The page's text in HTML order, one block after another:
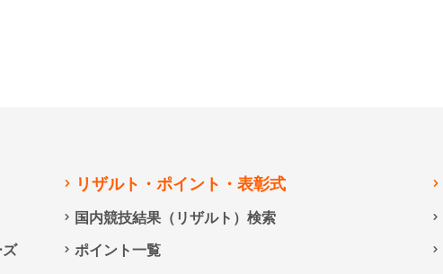
ズ
リザルト・ポイント・表彰式
国内競技結果（リザルト）検索
ポイント一覧